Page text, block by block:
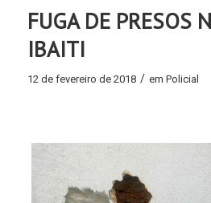
FUGA DE PRESOS
IBAITI
12 de fevereiro de 2018 / em Policial